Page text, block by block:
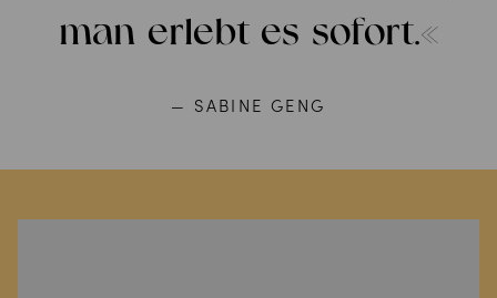
man erlebt es sofort.«
— SABINE GENG